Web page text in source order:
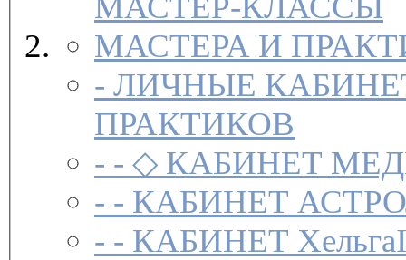
МАСТЕРА И
- ЛИЧНЫЕ
ПРАКТИКОВ
- - ◇ КАБИНЕТ
- - КАБИНЕТ
- - КАБИНЕТ ХельгаI